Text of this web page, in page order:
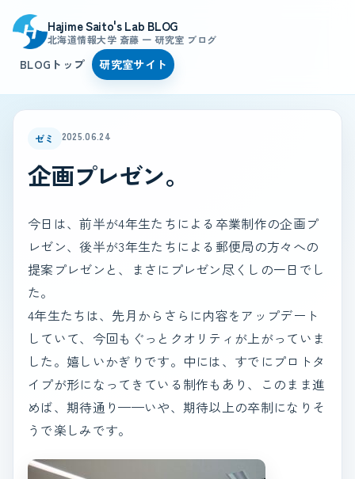
Hajime Saito's Lab BLOG
北海道情報大学 斎藤 一 研究室 ブログ
BLOGトップ 研究室サイト
ゼミ 2025.06.24
企画プレゼン。
今日は、前半が4年生たちによる卒業制作の企画プ
レゼン、後半が3年生たちによる郵便局の方々への
提案プレゼンと、まさにプレゼン尽くしの一日でし
た。
4年生たちは、先月からさらに内容をアップデート
していて、今回もぐっとクオリティが上がっていま
した。嬉しいかぎりです。中には、すでにプロトタ
イプが形になってきている制作もあり、このまま進
めば、期待通り——いや、期待以上の卒制になりそ
うで楽しみです。